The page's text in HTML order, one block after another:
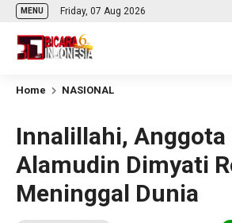
MENU Friday, 07 Aug 2026
Home NASIONAL
Innalillahi, Anggota
Alamudin Dimyati
Meninggal Dunia